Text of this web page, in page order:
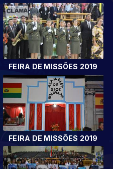
FEIRA DE MISSÕES 2019
FEIRA DE MISSÕES 2019